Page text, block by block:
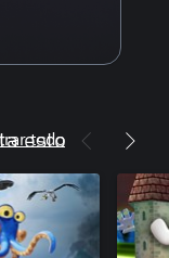
esto
todo